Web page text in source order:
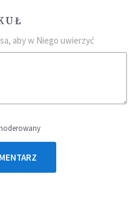
aby w Niego uwierzyć